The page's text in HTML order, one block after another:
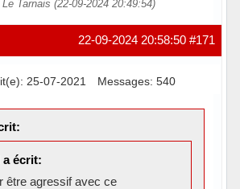
Tarnais (22-09-2024 20:49:54)
#171
22-09-2024 20:58:50
25-07-2021 Messages: 540
écrit:
être agressif avec ce